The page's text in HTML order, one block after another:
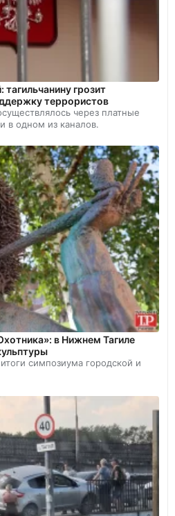
тагильчанину грозит
террористов
через платные
в одном из каналов.
в Нижнем Тагиле
симпозиума городской и